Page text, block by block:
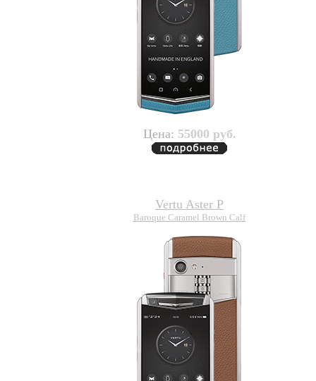
Цена: 55000 руб.
Vertu Aster P
Baroque Caramel Brown Calf